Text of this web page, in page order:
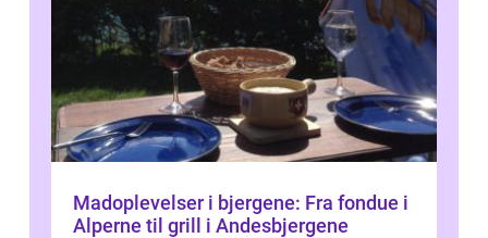
Madoplevelser i bjergene: Fra fondue i
Alperne til grill i Andesbjergene